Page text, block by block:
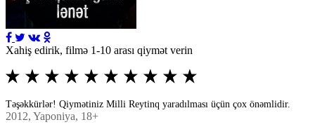
Xahiş edirik, filmə 1-10 arası qiymət verin
Təşəkkürlər! Qiymətiniz Milli Reytinq yaradılması üçün çox önəmlidir.
2012, Yaponiya, 18+